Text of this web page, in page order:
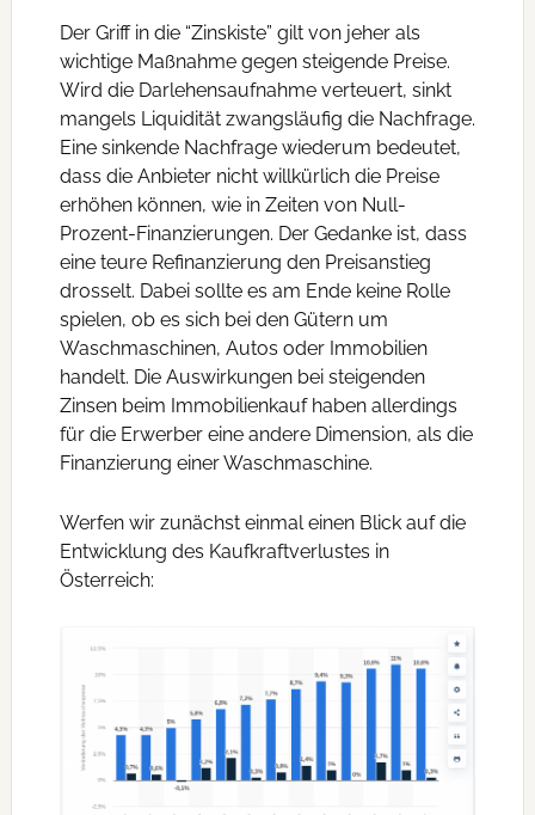
Der Griff in die “Zinskiste” gilt von jeher als
wichtige Maßnahme gegen steigende Preise.
Wird die Darlehensaufnahme verteuert, sinkt
mangels Liquidität zwangsläufig die Nachfrage.
Eine sinkende Nachfrage wiederum bedeutet,
dass die Anbieter nicht willkürlich die Preise
erhöhen können, wie in Zeiten von Null-
Prozent-Finanzierungen. Der Gedanke ist, dass
eine teure Refinanzierung den Preisanstieg
drosselt. Dabei sollte es am Ende keine Rolle
spielen, ob es sich bei den Gütern um
Waschmaschinen, Autos oder Immobilien
handelt. Die Auswirkungen bei steigenden
Zinsen beim Immobilienkauf haben allerdings
für die Erwerber eine andere Dimension, als die
Finanzierung einer Waschmaschine.
Werfen wir zunächst einmal einen Blick auf die
Entwicklung des Kaufkraftverlustes in
Österreich: